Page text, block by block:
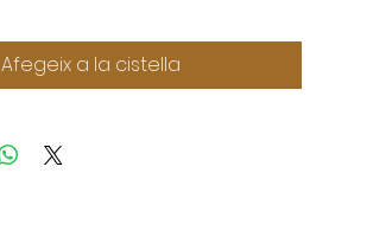
Afegeix a la cistella